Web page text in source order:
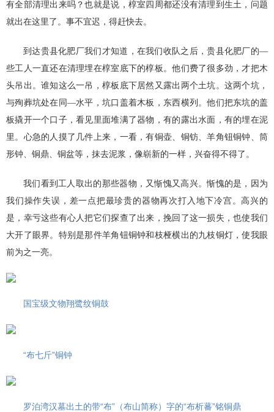
有全部清理出来吗？也就是说，椁室四周都还没有清理到生土，问题
就出在这里了。事不宜迟，得赶快去。
到达贵县化肥厂我们才知道，在我们收队之后，贵县化肥厂的—
些工人一直还在清理埋在椁室底下的椁板。他们费了很多劲，才把木
头吊出。谁知这么一吊，椁板底下居然又露出两个土坑。这两个坑，
与殉葬坑处在同—水平，坑口盖着木板，东西横列。他们把东坑的盖
板撬开一个口子，看见里面堆满了器物，有的露出水面，有的埋在泥
里。心急的人摸了几件上来，一看，有铜壶、铜钫、羊角钮铜钟、筒
形钟、铜鼎、铜盆等，抹去泥浆，像崭新的一样，兴奋得不得了。
我们看到工人取出的那些器物，又惭愧又高兴。惭愧的是，因为
我们操作失误，差一点把最珍贵的器物再次打入地下冷宫。高兴的
是，幸亏这些有心人把它们探查了出来，挽回了这一损失，也使我们
大开了眼界。特别是那件羊角钮铜钟和枝桠横出的九枝铜灯，使我眼
前为之一亮。
国宝级文物翔鹭纹铜鼓
“布七斤”铜钟
罗泊湾汉墓出土的带“布”（布山简称）字的“布析蕃”铭铜鼎